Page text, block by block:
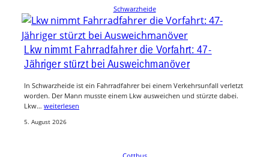
Schwarzheide
Lkw nimmt Fahrradfahrer die Vorfahrt: 47-
Jähriger stürzt bei Ausweichmanöver
In Schwarzheide ist ein Fahrradfahrer bei einem Verkehrsunfall verletzt
worden. Der Mann musste einem Lkw ausweichen und stürzte dabei.
Lkw… weiterlesen
5. August 2026